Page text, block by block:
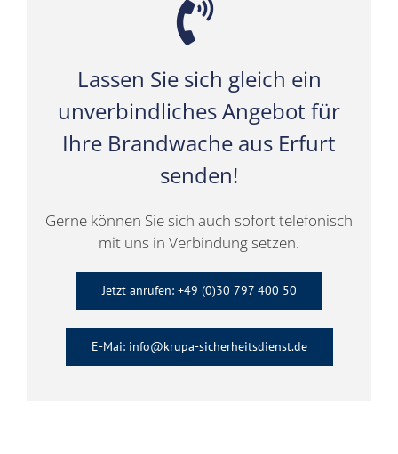
Lassen Sie sich gleich ein
unverbindliches Angebot für
Ihre Brandwache aus Erfurt
senden!
Gerne können Sie sich auch sofort telefonisch
mit uns in Verbindung setzen.
Jetzt anrufen: +49 (0)30 797 400 50
E-Mai: info@krupa-sicherheitsdienst.de